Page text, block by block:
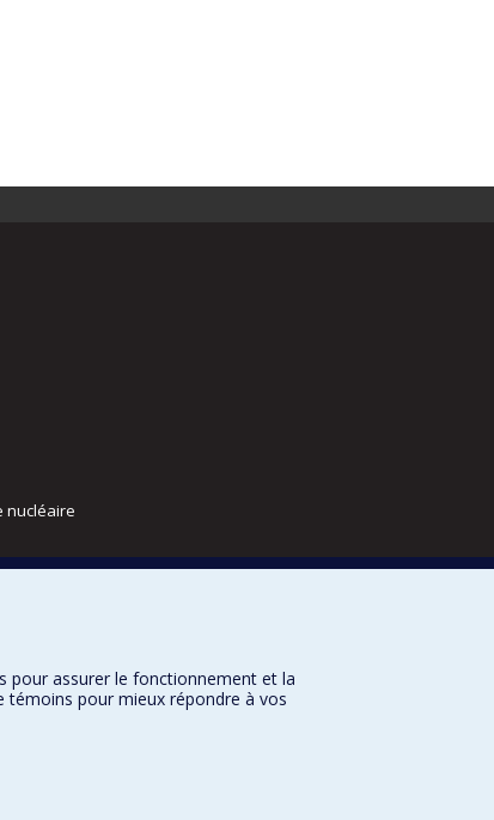
nucléaire
pour assurer le fonctionnement et la
témoins pour mieux répondre à vos